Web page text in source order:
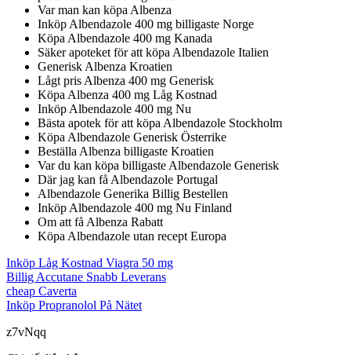
Var man kan köpa Albenza
Inköp Albendazole 400 mg billigaste Norge
Köpa Albendazole 400 mg Kanada
Säker apoteket för att köpa Albendazole Italien
Generisk Albenza Kroatien
Lågt pris Albenza 400 mg Generisk
Köpa Albenza 400 mg Låg Kostnad
Inköp Albendazole 400 mg Nu
Bästa apotek för att köpa Albendazole Stockholm
Köpa Albendazole Generisk Österrike
Beställa Albenza billigaste Kroatien
Var du kan köpa billigaste Albendazole Generisk
Där jag kan få Albendazole Portugal
Albendazole Generika Billig Bestellen
Inköp Albendazole 400 mg Nu Finland
Om att få Albenza Rabatt
Köpa Albendazole utan recept Europa
Inköp Låg Kostnad Viagra 50 mg
Billig Accutane Snabb Leverans
cheap Caverta
Inköp Propranolol På Nätet
z7vNqq